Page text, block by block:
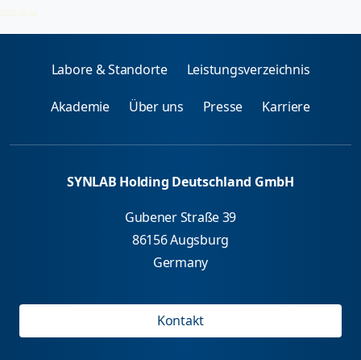
2026-08-06
Labore & Standorte Leistungsverzeichnis
Akademie Über uns Presse Karriere
SYNLAB Holding Deutschland GmbH
Gubener Straße 39
86156 Augsburg
Germany
Kontakt